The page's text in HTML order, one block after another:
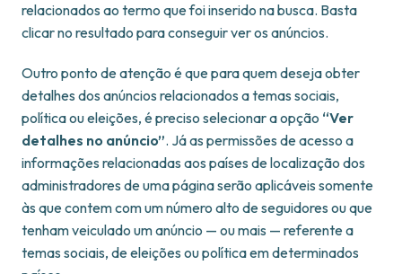
relacionados ao termo que foi inserido na busca. Basta
clicar no resultado para conseguir ver os anúncios.
Outro ponto de atenção é que para quem deseja obter
detalhes dos anúncios relacionados a temas sociais,
política ou eleições, é preciso selecionar a opção “Ver
detalhes no anúncio”. Já as permissões de acesso a
informações relacionadas aos países de localização dos
administradores de uma página serão aplicáveis somente
às que contem com um número alto de seguidores ou que
tenham veiculado um anúncio — ou mais — referente a
temas sociais, de eleições ou política em determinados